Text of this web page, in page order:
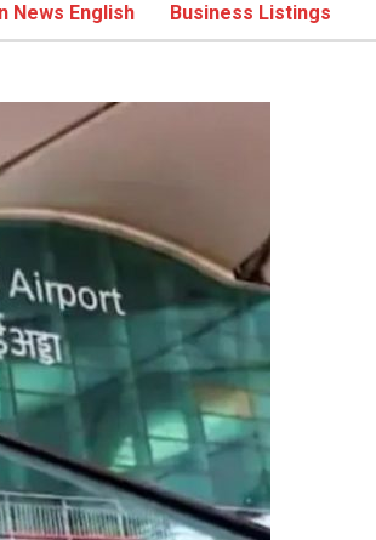
News English Business Listings